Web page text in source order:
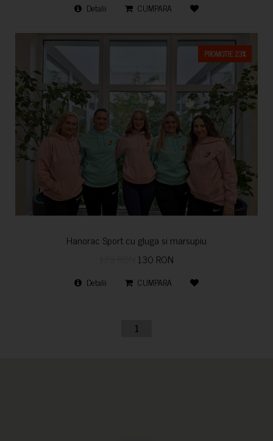
Detalii CUMPARA
PROMOTIE 23%
Hanorac Sport cu gluga si marsupiu
130 RON
Detalii CUMPARA
1